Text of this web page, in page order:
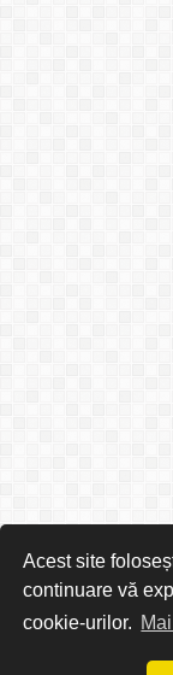
Acest site
continuare vă
cookie-urilor.